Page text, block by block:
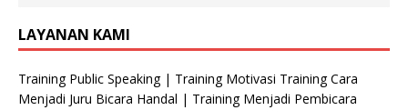
LAYANAN KAMI
Training Public Speaking | Training Motivasi Training Cara
Menjadi Juru Bicara Handal | Training Menjadi Pembicara